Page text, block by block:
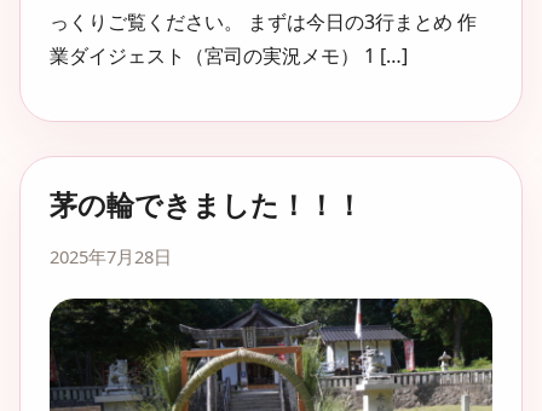
っくりご覧ください。 まずは今日の3行まとめ 作
業ダイジェスト（宮司の実況メモ） 1 […]
茅の輪できました！！！
2025年7月28日